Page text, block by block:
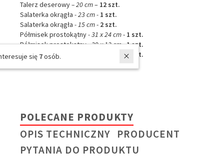
Talerz deserowy– 20 cm– 12 szt.
Salaterka okrągła - 23 cm - 1 szt.
Salaterka okrągła - 15 cm- 2 szt.
Półmisek prostokątny- 31 x 24 cm- 1 szt.
Półmisek prostokątny- 29 x 13 cm-1 szt.
Półmisek prostokątny
-1 szt.
POLECANE PRODUKTY
OPIS TECHNICZNY PRODUCENT
PYTANIA DO PRODUKTU
W ostatnich 7 dniach produktem interesuje się